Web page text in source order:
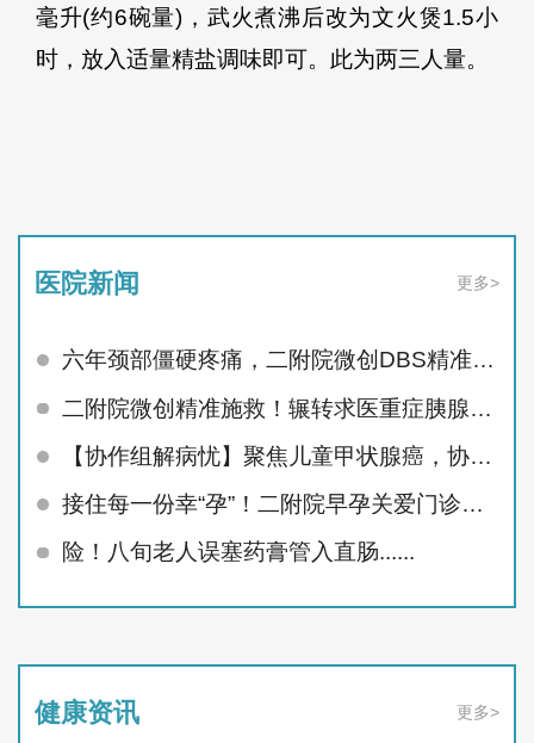
毫升(约6碗量)，武火煮沸后改为文火煲1.5小
时，放入适量精盐调味即可。此为两三人量。
医院新闻 更多>
六年颈部僵硬疼痛，二附院微创DBS精准治顽疾
二附院微创精准施救！辗转求医重症胰腺炎患者顺利痊愈
【协作组解病忧】聚焦儿童甲状腺癌，协作组MDT护航未来
接住每一份幸“孕”！二附院早孕关爱门诊精准呵护孕早期
险！八旬老人误塞药膏管入直肠......
健康资讯 更多>